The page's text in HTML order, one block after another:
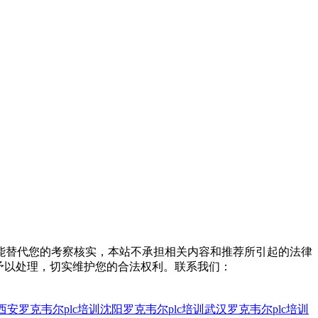
代您的考察核实，本站不承担相关内容和推荐所引起的法律
处理，切实维护您的合法权利。联系我们：
安罗克韦尔plc培训 沈阳罗克韦尔plc培训 武汉罗克韦尔plc培训